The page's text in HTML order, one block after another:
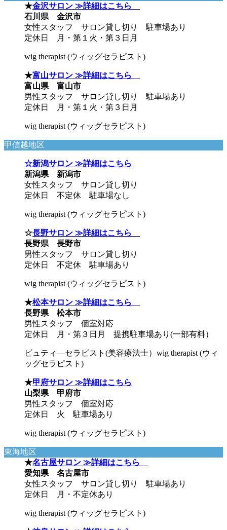
★金沢サロン ≫詳細はこちら
石川県 金沢市
女性スタッフ サロン貸し切り 駐車場あり
定休日 月・第１火・第３日月
wig therapist (ウィッグセラピスト)
★富山サロン ≫詳細はこちら
富山県 富山市
男性スタッフ サロン貸し切り 駐車場あり
定休日 月・第１火・第３日月
wig therapist (ウィッグセラピスト)
甲信越地区
☆新潟サロン ≫詳細はこちら
新潟県 新潟市
女性スタッフ サロン貸し切り
定休日 不定休 駐車場なし
wig therapist (ウィッグセラピスト)
☆長野サロン ≫詳細はこちら
長野県 長野市
男性スタッフ サロン貸し切り
定休日 不定休 駐車場あり
wig therapist (ウィッグセラピスト)
★松本サロン ≫詳細はこちら
長野県 松本市
男性スタッフ 個室対応
定休日 月・第３日月 提携駐車場あり(一部有料）
ビュティ―セラピスト(美容療法士）wig therapist (ウィ
ッグセラピスト)
★甲府サロン ≫詳細はこちら
山梨県 甲府市
男性スタッフ 個室対応
定休日 火 駐車場あり
wig therapist (ウィッグセラピスト)
東海地区
★名古屋サロン ≫詳細はこちら
愛知県 名古屋市
女性スタッフ サロン貸し切り 駐車場あり
定休日 月・不定休あり
wig therapist (ウィッグセラピスト)